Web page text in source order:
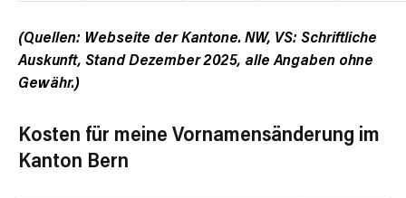
(Quellen: Webseite der Kantone. NW, VS: Schriftliche
Auskunft, Stand Dezember 2025, alle Angaben ohne
Gewähr.)
Kosten für meine Vornamensänderung im
Kanton Bern